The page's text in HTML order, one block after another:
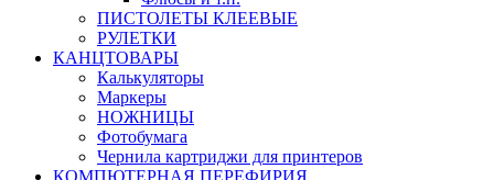
ПИСТОЛЕТЫ КЛЕЕВЫЕ
РУЛЕТКИ
КАНЦТОВАРЫ
Калькуляторы
Маркеры
НОЖНИЦЫ
Фотобумага
Чернила картриджи для принтеров
КОМПЮТЕРНАЯ ПЕРЕФИРИЯ